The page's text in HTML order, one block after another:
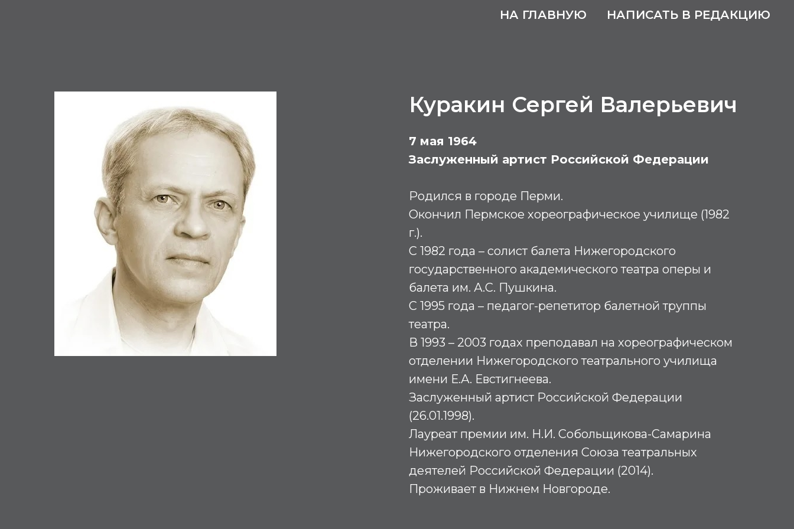
НА ГЛАВНУЮ НАПИСАТЬ В РЕДАКЦИЮ
Куракин Сергей Валерьевич
7 мая 1964
Заслуженный артист Российской Федерации
Родился в городе Перми.
Окончил Пермское хореографическое училище (1982
г.).
С 1982 года – солист балета Нижегородского
государственного академического театра оперы и
балета им. А.С. Пушкина.
С 1995 года – педагог-репетитор балетной труппы
театра.
В 1993 – 2003 годах преподавал на хореографическом
отделении Нижегородского театрального училища
имени Е.А. Евстигнеева.
Заслуженный артист Российской Федерации
(26.01.1998).
Лауреат премии им. Н.И. Собольщикова-Самарина
Нижегородского отделения Союза театральных
деятелей Российской Федерации (2014).
Проживает в Нижнем Новгороде.